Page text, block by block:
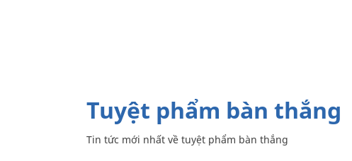
tuyệt phẩm bàn thắng
Tin tức mới nhất về tuyệt phẩm bàn thắng